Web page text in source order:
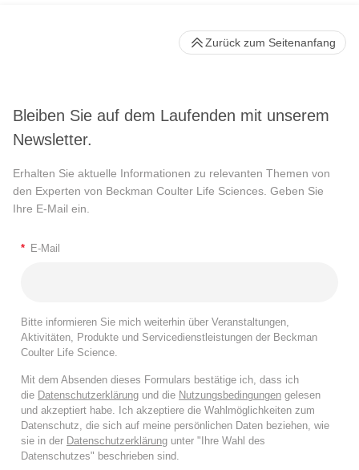
Bleiben Sie auf dem Laufenden mit unserem
Newsletter.
Erhalten Sie aktuelle Informationen zu relevanten Themen von
den Experten von Beckman Coulter Life Sciences. Geben Sie
Ihre E-Mail ein.
* E-Mail
Bitte informieren Sie mich weiterhin über Veranstaltungen,
Aktivitäten, Produkte und Servicedienstleistungen der Beckman
Coulter Life Science.
Mit dem Absenden dieses Formulars bestätige ich, dass ich
die Datenschutzerklärung und die Nutzungsbedingungen gelesen
und akzeptiert habe. Ich akzeptiere die Wahlmöglichkeiten zum
Datenschutz, die sich auf meine persönlichen Daten beziehen, wie
sie in der Datenschutzerklärung unter "Ihre Wahl des
Datenschutzes" beschrieben sind.
Zurück zum Seitenanfang